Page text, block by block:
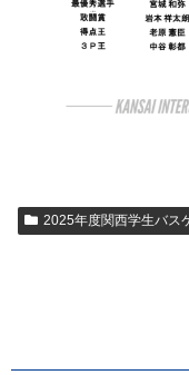
2025年度関西学生バス